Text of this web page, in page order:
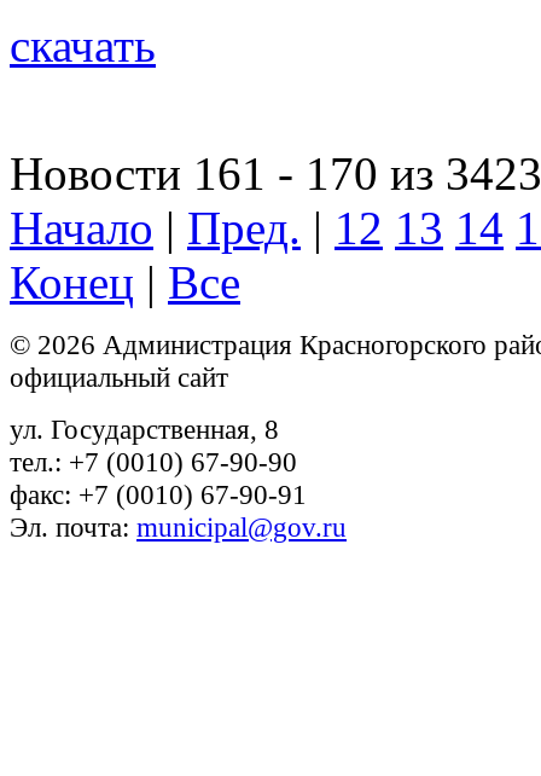
скачать
Новости 161 - 170 из 3423
Начало | Пред. | 12 13 14
Конец | Все
© 2026 Администрация Красногорского
официальный сайт
ул. Государственная, 8
тел.: +7 (0010) 67-90-90
факс: +7 (0010) 67-90-91
Эл. почта: municipal@gov.ru